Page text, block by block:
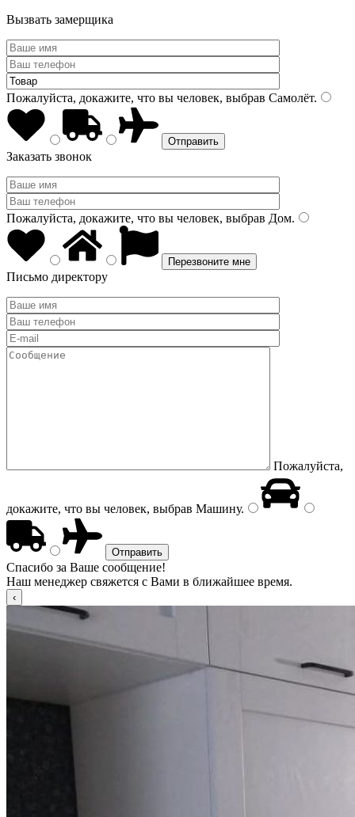
Вызвать замерщика
Пожалуйста, докажите, что вы человек, выбрав Самолёт.
Заказать звонок
Пожалуйста, докажите, что вы человек, выбрав Дом.
Письмо директору
Пожалуйста,
докажите, что вы человек, выбрав Машину.
Спасибо за Ваше сообщение!
Наш менеджер свяжется с Вами в ближайшее время.